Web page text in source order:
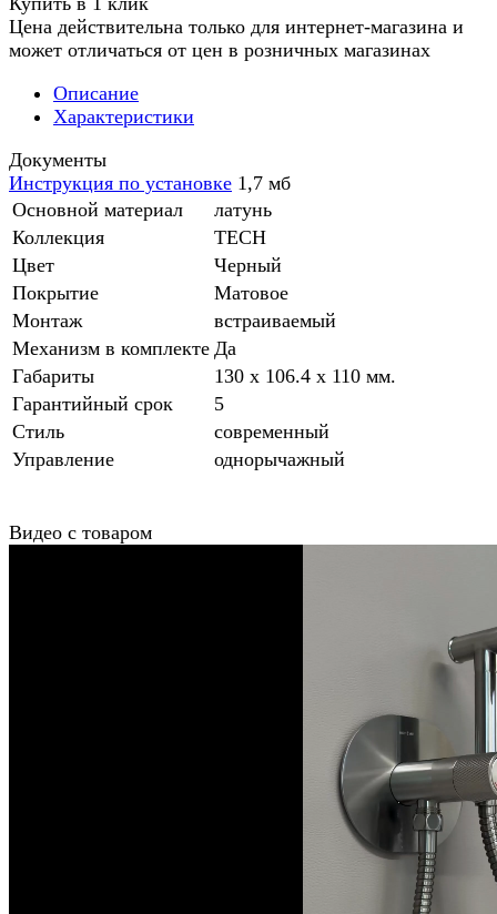
Цена действительна только для интернет-магазина и
может отличаться от цен в розничных магазинах
Описание
Характеристики
Документы
Инструкция по установке 1,7 мб
Основной материал
латунь
Коллекция
TECH
Цвет
Черный
Покрытие
Матовое
Монтаж
встраиваемый
Механизм в комплекте Да
Габариты
130 x 106.4 x 110 мм.
Гарантийный срок
5
Стиль
современный
Управление
однорычажный
Видео с товаром